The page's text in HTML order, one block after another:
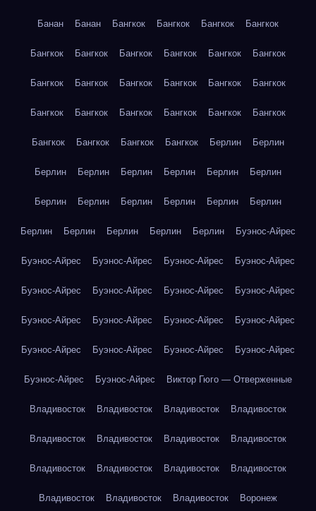
Банан Банан Бангкок Бангкок Бангкок Бангкок
Бангкок Бангкок Бангкок Бангкок Бангкок Бангкок
Бангкок Бангкок Бангкок Бангкок Бангкок Бангкок
Бангкок Бангкок Бангкок Бангкок Бангкок Бангкок
Бангкок Бангкок Бангкок Бангкок Берлин Берлин
Берлин Берлин Берлин Берлин Берлин Берлин
Берлин Берлин Берлин Берлин Берлин Берлин
Берлин Берлин Берлин Берлин Берлин Буэнос-Айрес
Буэнос-Айрес Буэнос-Айрес Буэнос-Айрес Буэнос-Айрес
Буэнос-Айрес Буэнос-Айрес Буэнос-Айрес Буэнос-Айрес
Буэнос-Айрес Буэнос-Айрес Буэнос-Айрес Буэнос-Айрес
Буэнос-Айрес Буэнос-Айрес Буэнос-Айрес Буэнос-Айрес
Буэнос-Айрес Буэнос-Айрес Виктор Гюго — Отверженные
Владивосток Владивосток Владивосток Владивосток
Владивосток Владивосток Владивосток Владивосток
Владивосток Владивосток Владивосток Владивосток
Владивосток Владивосток Владивосток Воронеж